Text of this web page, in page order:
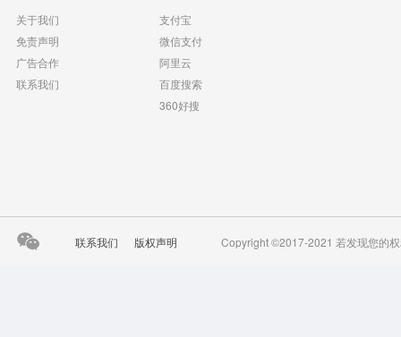
关于我们
免责声明
广告合作
联系我们
支付宝
微信支付
阿里云
百度搜索
360好搜
联系我们 版权声明 Copyright ©2017-2021 若发现您的